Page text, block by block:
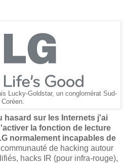
Lucky-Goldstar, un conglomérat Sud-
Coréen.
hasard sur les Internets j'ai
la fonction de lecture
normalement incapables de
de hacking autour
hacks IR (pour infra-rouge),